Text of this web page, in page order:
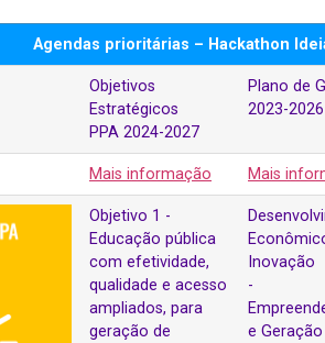
Agendas prioritárias – Hackathon
Objetivos
Estratégicos
PPA 2024-2027
Plano de
2023-2026
Mais informação Mais
Objetivo 1 -
Educação pública
com efetividade,
qualidade e acesso
ampliados, para
geração de
Inovação
-
e